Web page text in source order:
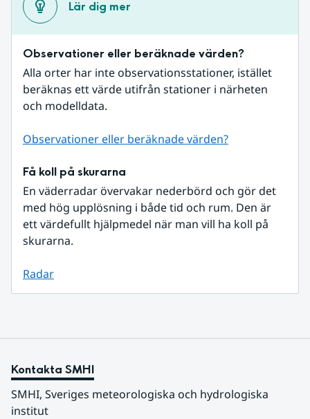
Lär dig mer
Observationer eller beräknade värden?
Alla orter har inte observationsstationer, istället
beräknas ett värde utifrån stationer i närheten
och modelldata.
Observationer eller beräknade värden?
Få koll på skurarna
En väderradar övervakar nederbörd och gör det
med hög upplösning i både tid och rum. Den är
ett värdefullt hjälpmedel när man vill ha koll på
skurarna.
Radar
Kontakta SMHI
SMHI, Sveriges meteorologiska och hydrologiska
institut